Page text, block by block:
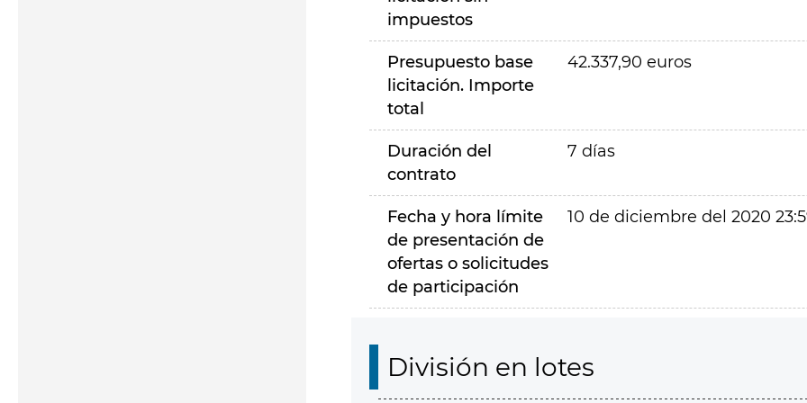
impuestos
Presupuesto base
licitación. Importe
total
42.337,90 euros
Duración del
contrato
7 días
Fecha y hora límite
de presentación de
ofertas o solicitudes
de participación
10 de diciembre del 2020
División en lotes